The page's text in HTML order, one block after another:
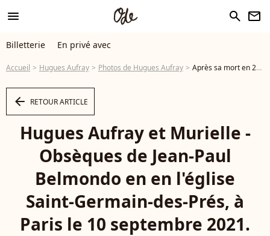
menu search newsletter
Billetterie En privé avec
Accueil Hugues Aufray Photos de Hugues Aufray Après sa mort en 2022, il a décidé de franchir le pas, ayant respecté le serment du mariage, "jusqu'à ce que la mort les sépare" Hugues Aufray et Murielle - Obsèques de Jean-Paul Belmondo en en l'église Saint-Germain-des-Prés, à Paris le 10 septembre 2021. © Cyril Moreau / Bestimage et Murielle - Photo
arrow_left RETOUR ARTICLE
Hugues Aufray et Murielle -
Obsèques de Jean-Paul
Belmondo en en l'église
Saint-Germain-des-Prés, à
Paris le 10 septembre 2021.